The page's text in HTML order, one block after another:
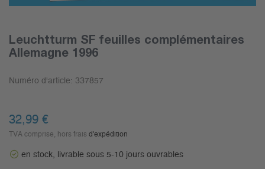
Leuchtturm SF feuilles complémentaires
Allemagne 1996
Numéro d'article: 337857
32,99 €
TVA comprise, hors frais d'expédition
en stock, livrable sous 5-10 jours ouvrables